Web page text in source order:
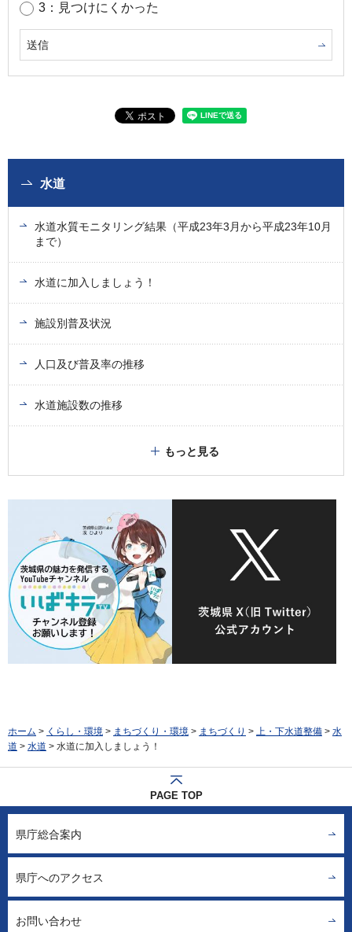
3：見つけにくかった
水道
水道水質モニタリング結果（平成23年3月から平成23年10月
まで）
水道に加入しましょう！
施設別普及状況
人口及び普及率の推移
水道施設数の推移
もっと見る
ホーム > くらし・環境 > まちづくり・環境 > まちづくり > 上・下水道整備 > 水
道 > 水道 > 水道に加入しましょう！
PAGE TOP
県庁総合案内
県庁へのアクセス
お問い合わせ